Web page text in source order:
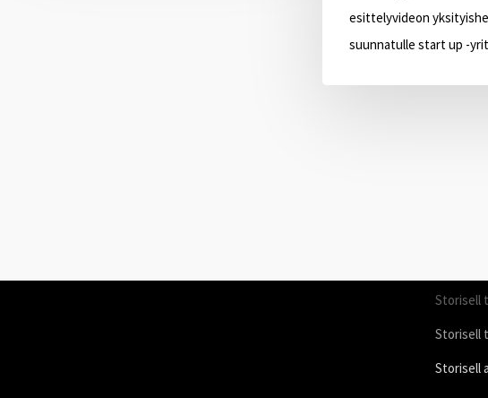
esittelyvideon
suunnatulle start up -
Storisell
Storisell
Storisell